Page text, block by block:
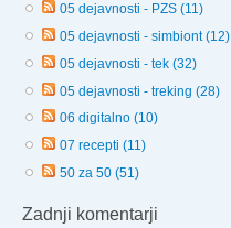
05 dejavnosti - PZS (11)
05 dejavnosti - simbiont (12)
05 dejavnosti - tek (32)
05 dejavnosti - treking (28)
06 digitalno (10)
07 recepti (11)
50 za 50 (51)
Zadnji komentarji